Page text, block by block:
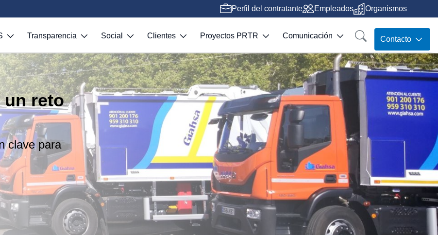
Perfil del contratante Empleados Organismos
Transparencia Social Clientes Proyectos PRTR Comunicación Contacto
un reto
clave para